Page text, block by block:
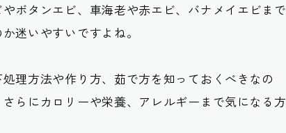
ボタンエビ、車海老や赤エビ、バナメイエビまで
迷いやすいですよね。
理方法や作り方、茹で方を知っておくべきなの
らにカロリーや栄養、アレルギーまで気になる方